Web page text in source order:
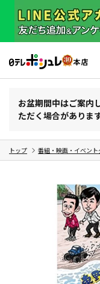
お盆期間中はご案内
ただく場合がありま
トップ 番組・映画・イベント